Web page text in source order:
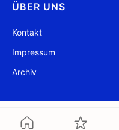
ÜBER UNS
Kontakt
Impressum
Archiv